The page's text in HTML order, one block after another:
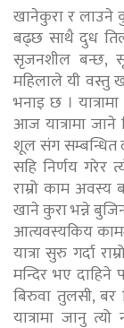
खानेकुरा र लाउने
बढ्छ साथै दुध
सृजनशील बन्छ,
महिलाले यी वस्तु
भनाइ छ ।
आज यात्रामा जाने
शूल संग सम्बन्धित
सहि निर्णय गरेर
राम्रो काम
खाने कुरा भन्ने
आत्यवस्यकिय
यात्रा सुरु गर्दा
मन्दिर भए दाहिने
बिरुवा तुलसी,
यात्रामा जानु